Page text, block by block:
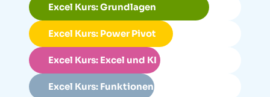
Excel Kurs: Grundlagen
Excel Kurs: Power Pivot
Excel Kurs: Excel und KI
Excel Kurs: Funktionen Pro